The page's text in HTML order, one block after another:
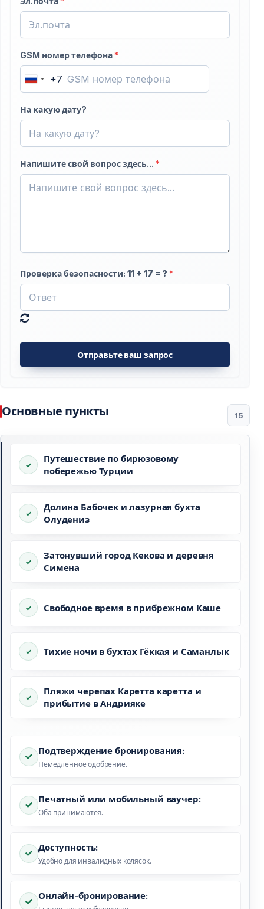
GSM номер телефона *
Russia
+7
+7
На какую дату?
Напишите свой вопрос здесь... *
Проверка безопасности: 11 + 17 = ? *
Отправьте ваш запрос
Основные пункты 15
Путешествие по бирюзовому
побережью Турции
Долина Бабочек и лазурная бухта
Олудениз
Затонувший город Кекова и деревня
Симена
Свободное время в прибрежном Каше
Тихие ночи в бухтах Гёккая и Саманлык
Пляжи черепах Каретта каретта и
прибытие в Андрияке
Подтверждение бронирования:
Немедленное одобрение.
Печатный или мобильный ваучер:
Оба принимаются.
Доступность:
Удобно для инвалидных колясок.
Онлайн-бронирование: